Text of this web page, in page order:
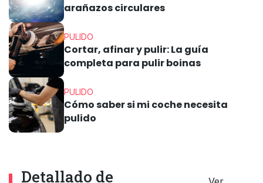
arañazos circulares
PULIDO
Cortar, afinar y pulir: La guía
completa para pulir boinas
PULIDO
Cómo saber si mi coche necesita
pulido
Detallado de